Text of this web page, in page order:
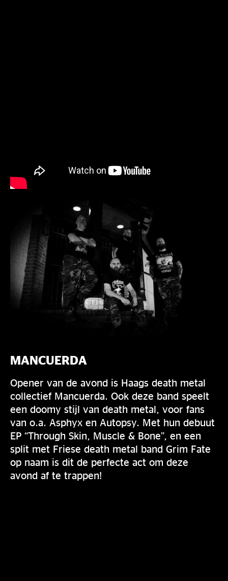
MANCUERDA
Opener van de avond is Haags death metal
collectief Mancuerda. Ook deze band speelt
een doomy stijl van death metal, voor fans
van o.a. Asphyx en Autopsy. Met hun debuut
EP “Through Skin, Muscle & Bone”, en een
split met Friese death metal band Grim Fate
op naam is dit de perfecte act om deze
avond af te trappen!